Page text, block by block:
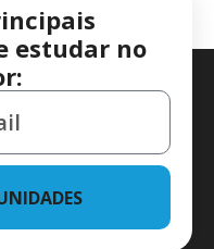
estudar no